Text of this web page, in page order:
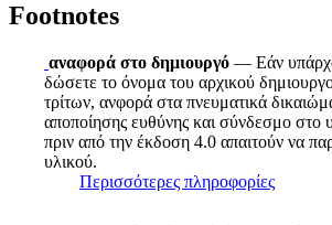
Footnotes
αναφορά στο δημιουργό — Εάν
δώσετε το όνομα του αρχικού
τρίτων, ανφορά στα πνευματικά
αποποίησης ευθύνης και σύνδεσμο στο
πριν από την έκδοση 4.0 απαιτούν να
υλικού.
Περισσότερες πληροφορίες